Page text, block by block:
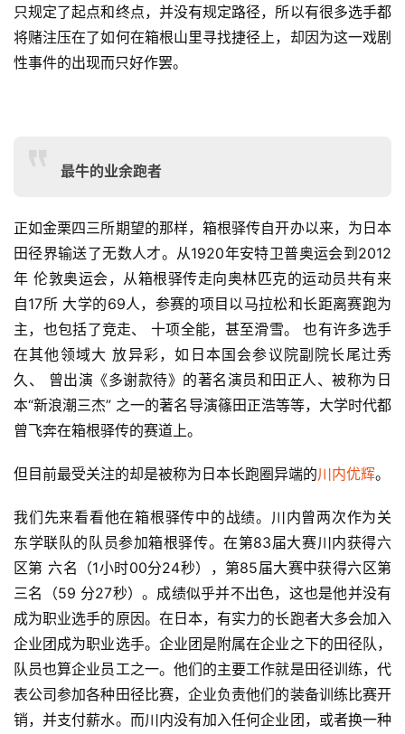
只规定了起点和终点，并没有规定路径，所以有很多选手都
将赌注压在了如何在箱根山里寻找捷径上，却因为这一戏剧
性事件的出现而只好作罢。
最牛的业余跑者
正如金栗四三所期望的那样，箱根驿传自开办以来，为日本
田径界输送了无数人才。从1920年安特卫普奥运会到2012
年 伦敦奥运会，从箱根驿传走向奥林匹克的运动员共有来
自17所 大学的69人，参赛的项目以马拉松和长距离赛跑为
主，也包括了竞走、 十项全能，甚至滑雪。 也有许多选手
在其他领域大 放异彩，如日本国会参议院副院长尾辻秀
久、 曾出演《多谢款待》的著名演员和田正人、被称为日
本“新浪潮三杰” 之一的著名导演篠田正浩等等，大学时代都
曾飞奔在箱根驿传的赛道上。
但目前最受关注的却是被称为日本长跑圈异端的川内优辉。
我们先来看看他在箱根驿传中的战绩。川内曾两次作为关
东学联队的队员参加箱根驿传。在第83届大赛川内获得六
区第 六名（1小时00分24秒），第85届大赛中获得六区第
三名（59 分27秒）。成绩似乎并不出色，这也是他并没有
成为职业选手的原因。在日本，有实力的长跑者大多会加入
企业团成为职业选手。企业团是附属在企业之下的田径队，
队员也算企业员工之一。他们的主要工作就是田径训练，代
表公司参加各种田径比赛，企业负责他们的装备训练比赛开
销，并支付薪水。而川内没有加入任何企业团，或者换一种